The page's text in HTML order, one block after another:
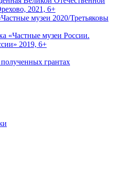
2021, 6+
музеи 2020/Третьяковы
«Частные музеи России.
2019, 6+
грантах